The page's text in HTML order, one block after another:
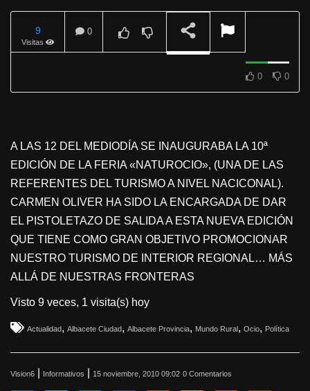
9
Visitas
0
0 0
A LAS 12 DEL MEDIODÍA SE INAUGURABA LA 10ª
EDICIÓN DE LA FERIA «NATUROCIO», (UNA DE LAS
REFERENTES DEL TURISMO A NIVEL NACICONAL).
CARMEN OLIVER HA SIDO LA ENCARGADA DE DAR
EL PISTOLETAZO DE SALIDA A ESTA NUEVA EDICIÓN
QUE TIENE COMO GRAN OBJETIVO PROMOCIONAR
NUESTRO TURISMO DE INTERIOR REGIONAL… MÁS
ALLÁ DE NUESTRAS FRONTERAS
Visto 9 veces, 1 visita(s) hoy
Actualidad, Albacete Ciudad, Albacete Provincia, Mundo Rural, Ocio, Política
Vision6 Informativos 15 noviembre, 2010 09:02 0 Comentarios